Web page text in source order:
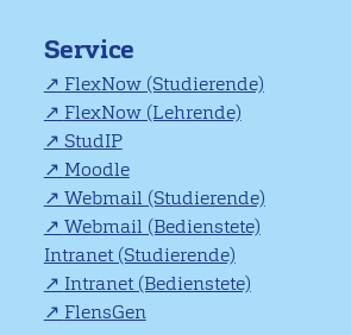
Service
FlexNow (Studierende)
FlexNow (Lehrende)
StudIP
Moodle
Webmail (Studierende)
Webmail (Bedienstete)
Intranet (Studierende)
Intranet (Bedienstete)
FlensGen